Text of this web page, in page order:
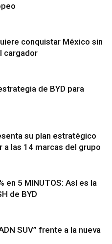
conquistar México sin
cargador
de BYD para
su plan estratégico
a las 14 marcas del grupo
en 5 MINUTOS: Así es la
de BYD
SUV” frente a la nueva